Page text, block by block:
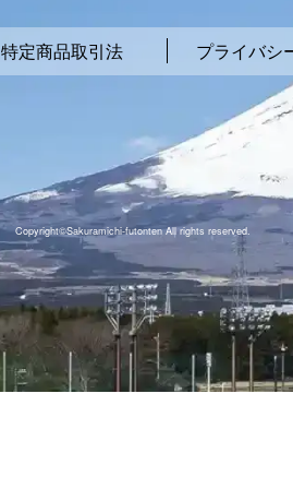
特定商品取引法 プライバシ
Copyright©Sakuramichi-futonten All rights reserved.